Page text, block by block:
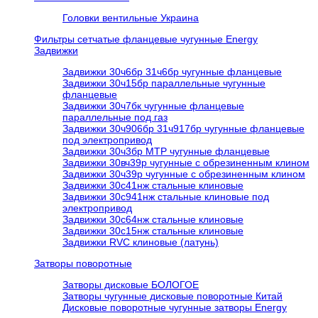
Головки вентильные Украина
Фильтры сетчатые фланцевые чугунные Energy
Задвижки
Задвижки 30ч6бр 31ч6бр чугунные фланцевые
Задвижки 30ч15бр параллельные чугунные
фланцевые
Задвижки 30ч7бк чугунные фланцевые
параллельные под газ
Задвижки 30ч906бр 31ч917бр чугунные фланцевые
под электропривод
Задвижки 30ч3бр МТР чугунные фланцевые
Задвижки 30вч39р чугунные с обрезиненным клином
Задвижки 30ч39р чугунные с обрезиненным клином
Задвижки 30с41нж стальные клиновые
Задвижки 30с941нж стальные клиновые под
электропривод
Задвижки 30с64нж стальные клиновые
Задвижки 30с15нж стальные клиновые
Задвижки RVC клиновые (латунь)
Затворы поворотные
Затворы дисковые БОЛОГОЕ
Затворы чугунные дисковые поворотные Китай
Дисковые поворотные чугунные затворы Energy